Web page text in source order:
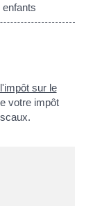
sur le
votre impôt